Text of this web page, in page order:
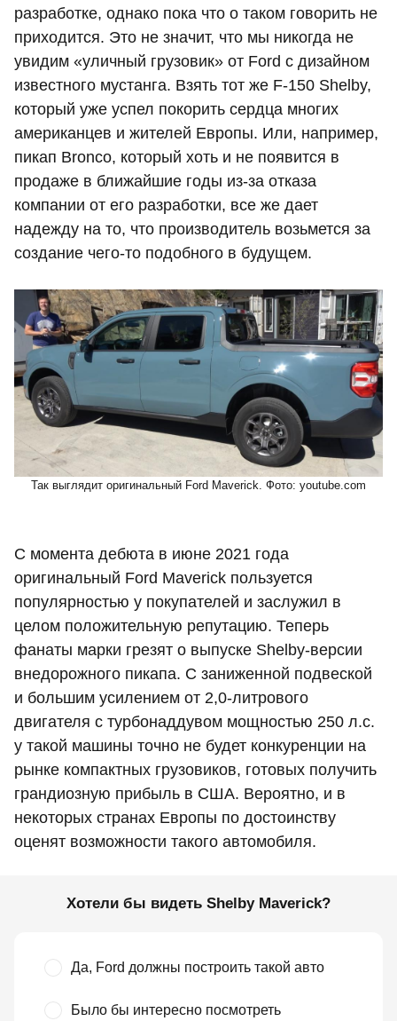
разработке, однако пока что о таком говорить не
приходится. Это не значит, что мы никогда не
увидим «уличный грузовик» от Ford с дизайном
известного мустанга. Взять тот же F-150 Shelby,
который уже успел покорить сердца многих
американцев и жителей Европы. Или, например,
пикап Bronco, который хоть и не появится в
продаже в ближайшие годы из-за отказа
компании от его разработки, все же дает
надежду на то, что производитель возьмется за
создание чего-то подобного в будущем.
Так выглядит оригинальный Ford Maverick. Фото: youtube.com
С момента дебюта в июне 2021 года
оригинальный Ford Maverick пользуется
популярностью у покупателей и заслужил в
целом положительную репутацию. Теперь
фанаты марки грезят о выпуске Shelby-версии
внедорожного пикапа. С заниженной подвеской
и большим усилением от 2,0-литрового
двигателя с турбонаддувом мощностью 250 л.с.
у такой машины точно не будет конкуренции на
рынке компактных грузовиков, готовых получить
грандиозную прибыль в США. Вероятно, и в
некоторых странах Европы по достоинству
оценят возможности такого автомобиля.
Хотели бы видеть Shelby Maverick?
Да, Ford должны построить такой авто
Было бы интересно посмотреть